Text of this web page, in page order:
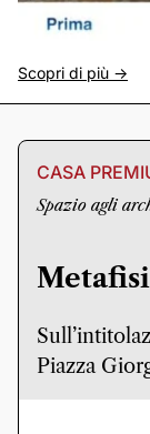
Scopri di più ->
CASA
Spazio agli
Piazza